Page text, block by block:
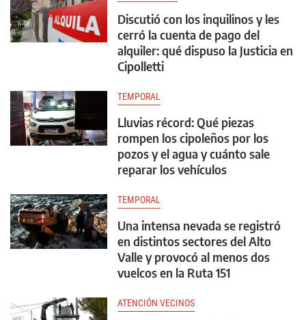
Discutió con los inquilinos y les
cerró la cuenta de pago del
alquiler: qué dispuso la Justicia en
Cipolletti
TEMPORAL
Lluvias récord: Qué piezas
rompen los cipoleños por los
pozos y el agua y cuánto sale
reparar los vehículos
TEMPORAL
Una intensa nevada se registró
en distintos sectores del Alto
Valle y provocó al menos dos
vuelcos en la Ruta 151
ATENCIÓN VECINOS